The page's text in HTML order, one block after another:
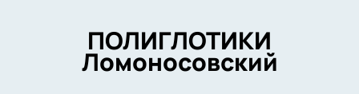
ПОЛИГЛОТИКИ
Ломоносовский